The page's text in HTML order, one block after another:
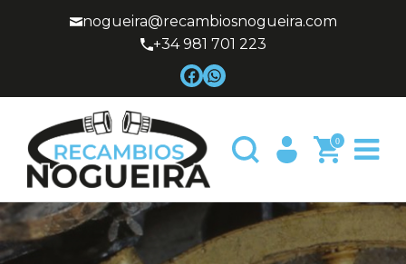
nogueira@recambiosnogueira.com
+34 981 701 223
0